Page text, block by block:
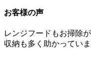
お客様の声
レンジフードもお掃除
収納も多く助かっていま